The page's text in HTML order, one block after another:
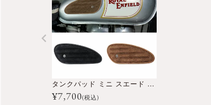
タンクパッド ミニ スエード クラシック ストライプ
¥7,700(税込)